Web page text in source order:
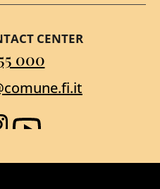
CENTER
000
YouTube